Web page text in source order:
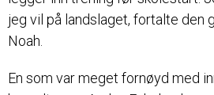
jeg vil på landslaget, fortalte den
Noah.
En som var meget fornøyd med